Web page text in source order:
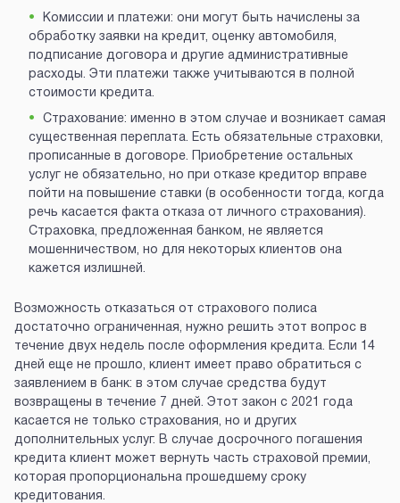
Комиссии и платежи: они могут быть начислены за
обработку заявки на кредит, оценку автомобиля,
подписание договора и другие административные
расходы. Эти платежи также учитываются в полной
стоимости кредита.
Страхование: именно в этом случае и возникает самая
существенная переплата. Есть обязательные страховки,
прописанные в договоре. Приобретение остальных
услуг не обязательно, но при отказе кредитор вправе
пойти на повышение ставки (в особенности тогда, когда
речь касается факта отказа от личного страхования).
Страховка, предложенная банком, не является
мошенничеством, но для некоторых клиентов она
кажется излишней.
Возможность отказаться от страхового полиса
достаточно ограниченная, нужно решить этот вопрос в
течение двух недель после оформления кредита. Если 14
дней еще не прошло, клиент имеет право обратиться с
заявлением в банк: в этом случае средства будут
возвращены в течение 7 дней. Этот закон с 2021 года
касается не только страхования, но и других
дополнительных услуг. В случае досрочного погашения
кредита клиент может вернуть часть страховой премии,
которая пропорциональна прошедшему сроку
кредитования.